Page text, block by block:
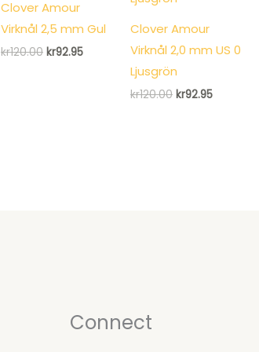
Clover Amour
Virknål 2,5 mm Gul
kr120.00 Det
kr92.95Det
nuvarande
Clover Amour
Virknål 2,0 mm US 0
Ljusgrön
kr120.00 Det
kr92.95Det
Connect